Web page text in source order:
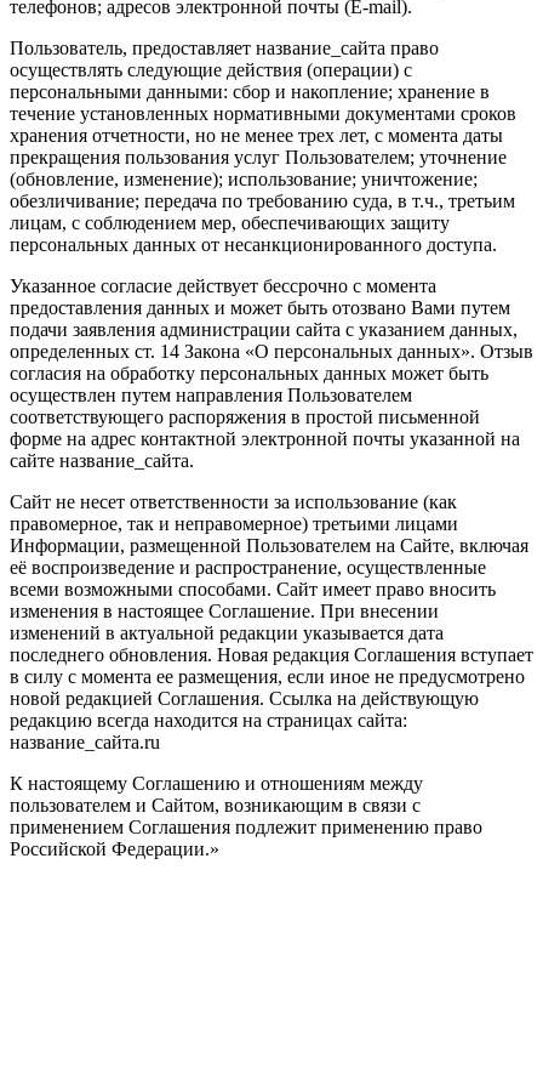
телефонов; адресов электронной почты (E-mail).
Пользователь, предоставляет название_сайта право
осуществлять следующие действия (операции) с
персональными данными: сбор и накопление; хранение в
течение установленных нормативными документами сроков
хранения отчетности, но не менее трех лет, с момента даты
прекращения пользования услуг Пользователем; уточнение
(обновление, изменение); использование; уничтожение;
обезличивание; передача по требованию суда, в т.ч., третьим
лицам, с соблюдением мер, обеспечивающих защиту
персональных данных от несанкционированного доступа.
Указанное согласие действует бессрочно с момента
предоставления данных и может быть отозвано Вами путем
подачи заявления администрации сайта с указанием данных,
определенных ст. 14 Закона «О персональных данных». Отзыв
согласия на обработку персональных данных может быть
осуществлен путем направления Пользователем
соответствующего распоряжения в простой письменной
форме на адрес контактной электронной почты указанной на
сайте название_сайта.
Сайт не несет ответственности за использование (как
правомерное, так и неправомерное) третьими лицами
Информации, размещенной Пользователем на Сайте, включая
её воспроизведение и распространение, осуществленные
всеми возможными способами. Сайт имеет право вносить
изменения в настоящее Соглашение. При внесении
изменений в актуальной редакции указывается дата
последнего обновления. Новая редакция Соглашения вступает
в силу с момента ее размещения, если иное не предусмотрено
новой редакцией Соглашения. Ссылка на действующую
редакцию всегда находится на страницах сайта:
название_сайта.ru
К настоящему Соглашению и отношениям между
пользователем и Сайтом, возникающим в связи с
применением Соглашения подлежит применению право
Российской Федерации.»